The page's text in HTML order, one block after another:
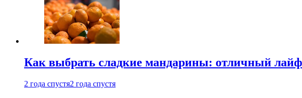
Как выбрать сладкие мандарины: отличный
2 года спустя2 года спустя